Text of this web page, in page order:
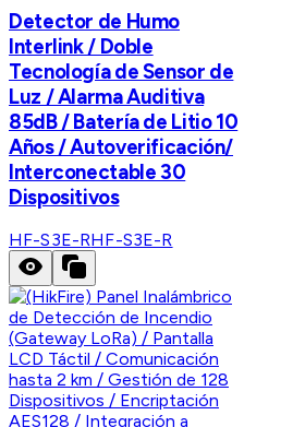
Detector de Humo
Interlink / Doble
Tecnología de Sensor de
Luz / Alarma Auditiva
85dB / Batería de Litio 10
Años / Autoverificación/
Interconectable 30
Dispositivos
HF-S3E-RHF-S3E-R